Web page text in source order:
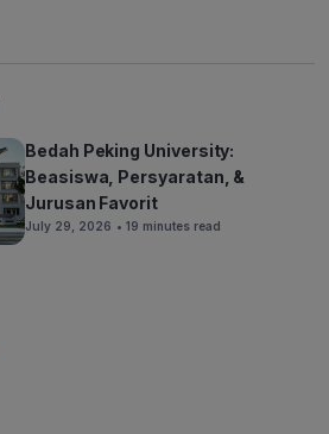
Bedah Peking University:
Beasiswa, Persyaratan, &
Jurusan Favorit
July 29, 2026 • 19 minutes read